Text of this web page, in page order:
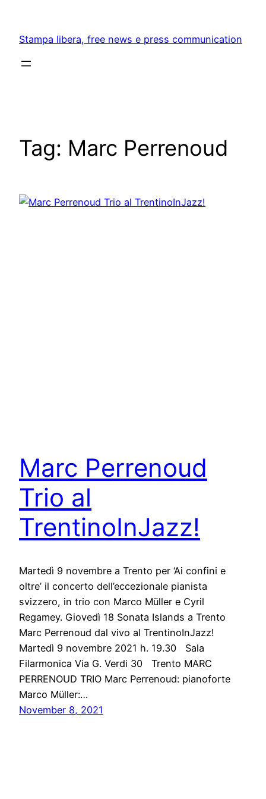
content
Stampa libera, free news e press communication
Tag: Marc Perrenoud
Marc Perrenoud
Trio al
TrentinoInJazz!
Martedì 9 novembre a Trento per ‘Ai confini e
oltre’ il concerto dell’eccezionale pianista
svizzero, in trio con Marco Müller e Cyril
Regamey. Giovedì 18 Sonata Islands a Trento
Marc Perrenoud dal vivo al TrentinoInJazz!
Martedì 9 novembre 2021 h. 19.30 Sala
Filarmonica Via G. Verdi 30 Trento MARC
PERRENOUD TRIO Marc Perrenoud: pianoforte
Marco Müller:…
November 8, 2021